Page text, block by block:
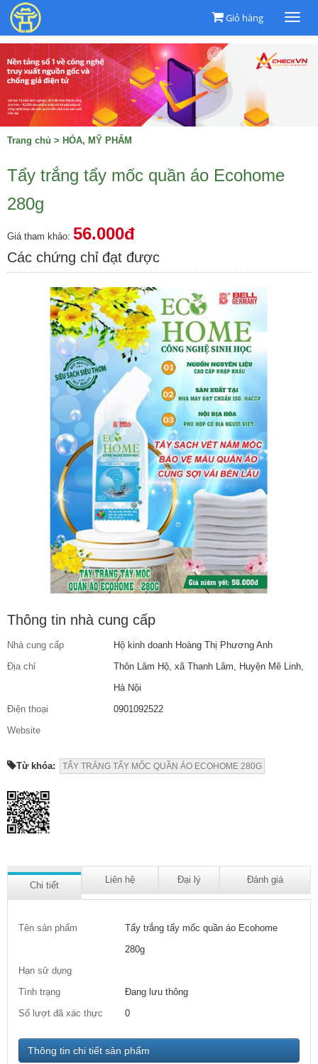
Giỏ hàng
Trang chủ > HÓA, MỸ PHẨM
Tẩy trắng tẩy mốc quần áo Ecohome
280g
Giá tham khảo: 56.000đ
Các chứng chỉ đạt được
Thông tin nhà cung cấp
Nhà cung cấp
Hộ kinh doanh Hoàng Thị Phương Anh
Địa chỉ
Thôn Lâm Hộ, xã Thanh Lâm, Huyện Mê Linh,
Hà Nội
Điện thoại
0901092522
Website
Từ khóa: TẨY TRẮNG TẨY MỐC QUẦN ÁO ECOHOME 280G
Chi tiết
Liên hệ Đại lý Đánh giá
Tên sản phẩm
Tẩy trắng tẩy mốc quần áo Ecohome
280g
Hạn sử dụng
Tình trạng
Đang lưu thông
Số lượt đã xác thực
0
Thông tin chi tiết sản phẩm